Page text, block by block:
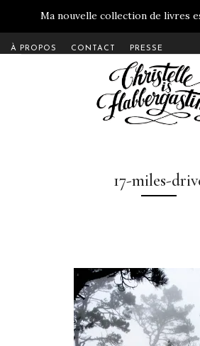
Ma nouvelle collection de livres
À PROPOS CONTACT PRESSE
17-miles-